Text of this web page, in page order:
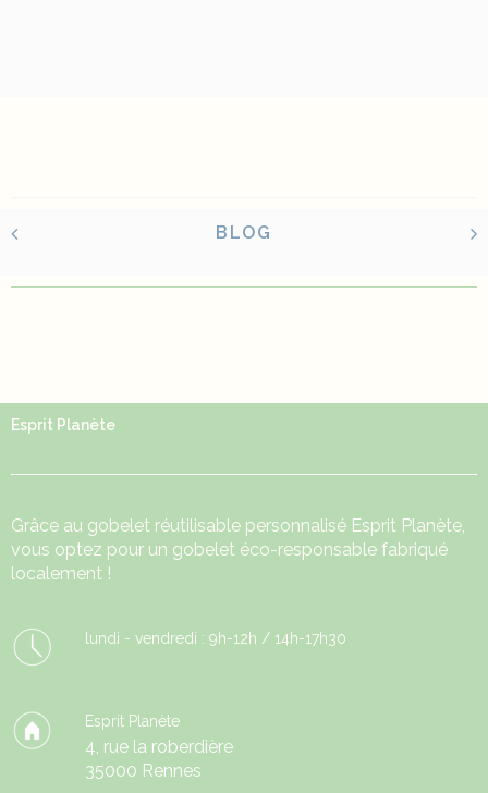
BLOG
Esprit Planète
Grâce au gobelet réutilisable personnalisé Esprit Planète,
vous optez pour un gobelet éco-responsable fabriqué
localement !
lundi - vendredi : 9h-12h / 14h-17h30
Esprit Planète
4, rue la roberdière
35000 Rennes